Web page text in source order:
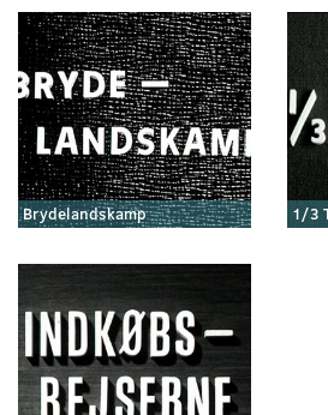
Brydelandskamp 1/3